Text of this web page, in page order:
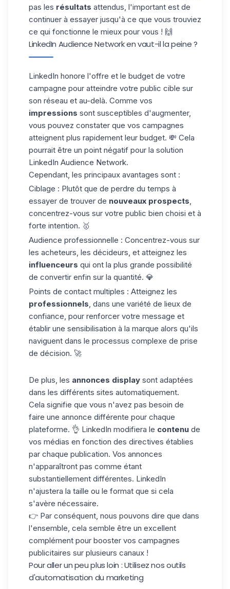
pas les résultats attendus, l'important est de
continuer à essayer jusqu'à ce que vous trouviez
ce qui fonctionne le mieux pour vous ! 🙌
LinkedIn Audience Network en vaut-il la peine ?
LinkedIn honore l'offre et le budget de votre
campagne pour atteindre votre public cible sur
son réseau et au-delà. Comme vos
impressions sont susceptibles d'augmenter,
vous pouvez constater que vos campagnes
atteignent plus rapidement leur budget. 💸 Cela
pourrait être un point négatif pour la solution
LinkedIn Audience Network.
Cependant, les principaux avantages sont :
Ciblage : Plutôt que de perdre du temps à
essayer de trouver de nouveaux prospects,
concentrez-vous sur votre public bien choisi et à
forte intention. 🥇
Audience professionnelle : Concentrez-vous sur
les acheteurs, les décideurs, et atteignez les
influenceurs qui ont la plus grande possibilité
de convertir enfin sur la quantité. 💎
Points de contact multiples : Atteignez les
professionnels, dans une variété de lieux de
confiance, pour renforcer votre message et
établir une sensibilisation à la marque alors qu'ils
naviguent dans le processus complexe de prise
de décision. 🚀
De plus, les annonces display sont adaptées
dans les différents sites automatiquement.
Cela signifie que vous n'avez pas besoin de
faire une annonce différente pour chaque
plateforme. 👌 LinkedIn modifiera le contenu de
vos médias en fonction des directives établies
par chaque publication. Vos annonces
n'apparaîtront pas comme étant
substantiellement différentes. LinkedIn
n'ajustera la taille ou le format que si cela
s'avère nécessaire.
👉 Par conséquent, nous pouvons dire que dans
l'ensemble, cela semble être un excellent
complément pour booster vos campagnes
publicitaires sur plusieurs canaux !
Pour aller un peu plus loin : Utilisez nos outils
d'automatisation du marketing